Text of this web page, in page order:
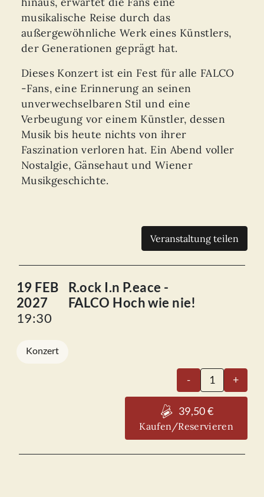
musikalische Reise durch das
außergewöhnliche Werk eines Künstlers,
der Generationen geprägt hat.
Dieses Konzert ist ein Fest für alle FALCO
-Fans, eine Erinnerung an seinen
unverwechselbaren Stil und eine
Verbeugung vor einem Künstler, dessen
Musik bis heute nichts von ihrer
Faszination verloren hat. Ein Abend voller
Nostalgie, Gänsehaut und Wiener
Musikgeschichte.
Veranstaltung teilen
19 FEB
2027
19:30
R.ock I.n P.eace -
FALCO Hoch wie nie!
Konzert
-
R.ock
I.n
-
FALCO
+
39,50 €
Kaufen/Reservieren